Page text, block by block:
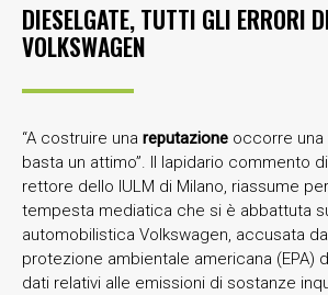
DIESELGATE, TUTTI GLI ERRORI
VOLKSWAGEN
“A costruire una reputazione occorre una
basta un attimo”. Il lapidario commento di
rettore dello IULM di Milano, riassume
tempesta mediatica che si è abbattuta
automobilistica Volkswagen, accusata
protezione ambientale americana (EPA)
dati relativi alle emissioni di sostanze